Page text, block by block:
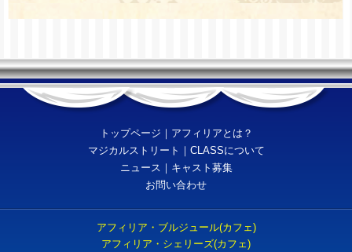
8/17(月)～8/21(金)浴衣
ーエンカウント＠シェ
リーズ
トップページ ｜ アフィリアとは？
マジカルストリート ｜ CLASSについて
ニュース ｜ キャスト募集
お問い合わせ
アフィリア・ブルジュール(カフェ)
アフィリア・シェリーズ(カフェ)